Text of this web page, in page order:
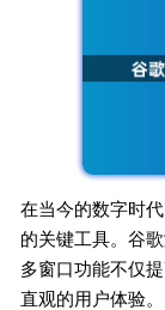
在当今的数字时
的关键工具。谷
多窗口功能不仅
直观的用户体验